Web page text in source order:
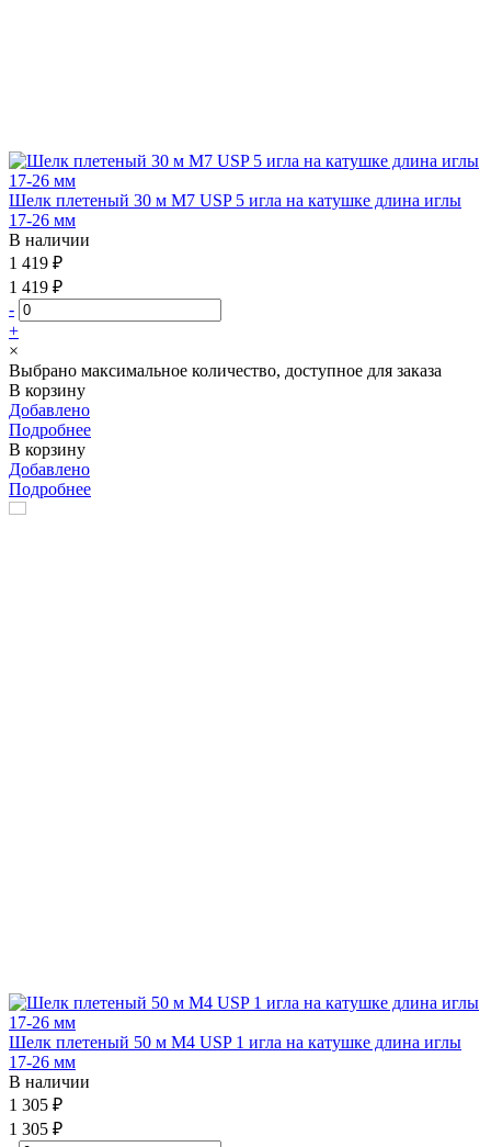
Шелк плетеный 30 м М7 USP 5 игла на катушке длина иглы
17-26 мм
В наличии
1 419 ₽
1 419 ₽
-
+
×
Выбрано максимальное количество, доступное для заказа
В корзину
Добавлено
Подробнее
В корзину
Добавлено
Подробнее
Шелк плетеный 50 м М4 USP 1 игла на катушке длина иглы
17-26 мм
В наличии
1 305 ₽
1 305 ₽